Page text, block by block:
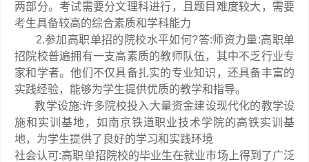
两部分。考试需要分文理科进行，且题目难度较大，需要
考生具备较高的综合素质和学科能力
2.参加高职单招的院校水平如何?答:师资力量:高职单
招院校普遍拥有一支高素质的教师队伍，其中不乏行业专
家和学者。他们不仅具备扎实的专业知识，还具备丰富的
实践经验，能够为学生提供优质的教学和指导。
教学设施:许多院校投入大量资金建设现代化的教学设
施和实训基地，如南京铁道职业技术学院的高铁实训基
地，为学生提供了良好的学习和实践环境
社会认可:高职单招院校的毕业生在就业市场上得到了广泛